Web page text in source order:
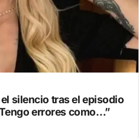
silencio tras el episodio
errores como…”